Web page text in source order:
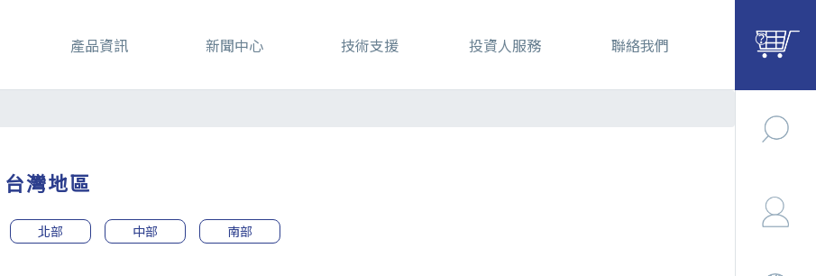
產品資訊 新聞中心 技術支援 投資人服務 聯絡我們
台灣地區
北部 中部 南部